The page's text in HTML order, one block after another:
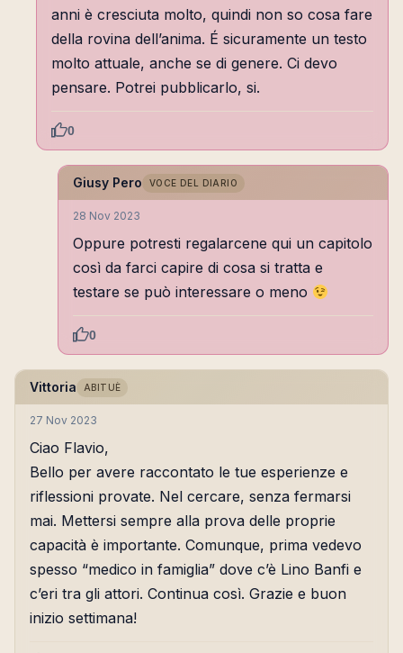
anni è cresciuta molto, quindi non so cosa fare
della rovina dell’anima. É sicuramente un testo
molto attuale, anche se di genere. Ci devo
pensare. Potrei pubblicarlo, si.
0
Giusy Pero VOCE DEL DIARIO
28 Nov 2023
Oppure potresti regalarcene qui un capitolo
così da farci capire di cosa si tratta e
testare se può interessare o meno
0
Vittoria ABITUÈ
27 Nov 2023
Ciao Flavio,
Bello per avere raccontato le tue esperienze e
riflessioni provate. Nel cercare, senza fermarsi
mai. Mettersi sempre alla prova delle proprie
capacità è importante. Comunque, prima vedevo
spesso “medico in famiglia” dove c’è Lino Banfi e
c’eri tra gli attori. Continua così. Grazie e buon
inizio settimana!